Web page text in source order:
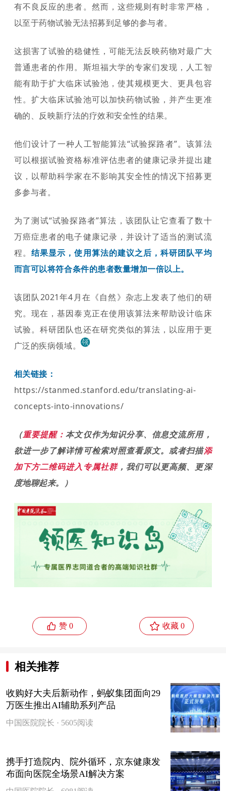
有不良反应的患者。然而，这些规则有时非常严格，
以至于药物试验无法招募到足够的参与者。
这损害了试验的稳健性，可能无法反映药物对最广大
普通患者的作用。斯坦福大学的专家们发现，人工智
能有助于扩大临床试验池，使其规模更大、更具包容
性。扩大临床试验池可以加快药物试验，并产生更准
确的、反映新疗法的疗效和安全性的结果。
他们设计了一种人工智能算法“试验探路者”。该算法
可以根据试验资格标准评估患者的健康记录并提出建
议，以帮助科学家在不影响其安全性的情况下招募更
多参与者。
为了测试“试验探路者”算法，该团队让它查看了数十
万癌症患者的电子健康记录，并设计了适当的测试流
程。结果显示，使用算法的建议之后，科研团队平均
而言可以将符合条件的患者数量增加一倍以上。
该团队2021年4月在《自然》杂志上发表了他们的研
究。现在，基因泰克正在使用该算法来帮助设计临床
试验。科研团队也还在研究类似的算法，以应用于更
广泛的疾病领域。
相关链接：
https://stanmed.stanford.edu/translating-ai-
concepts-into-innovations/
（重要提醒：本文仅作为知识分享、 信息交流所用，
欲进一步了解详情可检索对照查看原文。或者扫描添
加下方二维码进入专属社群，我们可以更高频、更深
度地聊起来。
）
 赞 0  收藏 0
相关推荐
收购好大夫后新动作，蚂蚁集团面向29
万医生推出AI辅助系列产品
中国医院院长 · 5605阅读
携手打造院内、院外循环，京东健康发
布面向医院全场景AI解决方案